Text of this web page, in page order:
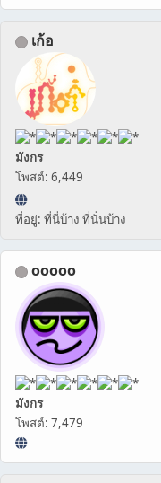
เก้อ
มังกร
โพสต์: 6,449
ที่อยู่: ที่นี่บ้าง ที่นั่นบ้าง
ooooo
มังกร
โพสต์: 7,479